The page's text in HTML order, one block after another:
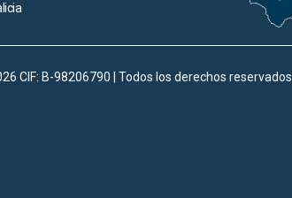
CIF: B-98206790 | Todos los derechos reservados